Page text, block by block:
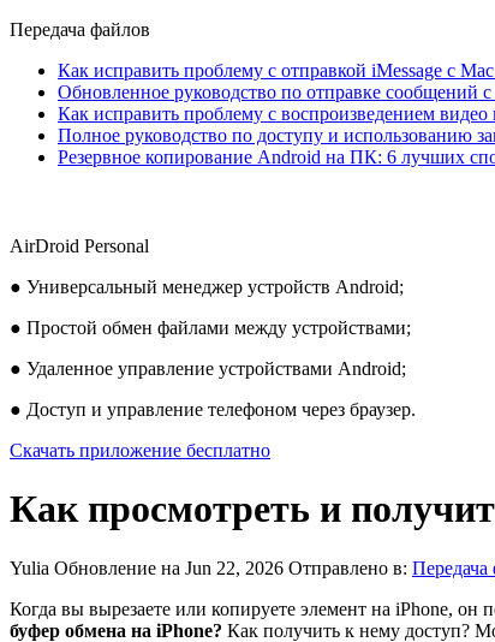
Передача файлов
Как исправить проблему с отправкой iMessage с
Обновленное руководство по отправке сообщений
Как исправить проблему с воспроизведением
Полное руководство по доступу и использованию
Резервное копирование Android на ПК: 6 лучших
AirDroid Personal
● Универсальный менеджер устройств Android;
● Простой обмен файлами между устройствами;
● Удаленное управление устройствами Android;
● Доступ и управление телефоном через браузер.
Скачать приложение бесплатно
Как просмотреть и
Yulia Обновление на Jun 22, 2026 Отправлено в: Передача
Когда вы вырезаете или копируете элемент на iPhone, он
буфер обмена на iPhone? Как получить к нему доступ?